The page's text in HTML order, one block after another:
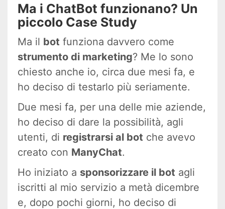
Ma i ChatBot funzionano? Un
piccolo Case Study
Ma il bot funziona davvero come
strumento di marketing? Me lo sono
chiesto anche io, circa due mesi fa, e
ho deciso di testarlo più seriamente.
Due mesi fa, per una delle mie aziende,
ho deciso di dare la possibilità, agli
utenti, di registrarsi al bot che avevo
creato con ManyChat.
Ho iniziato a sponsorizzare il bot agli
iscritti al mio servizio a metà dicembre
e, dopo pochi giorni, ho deciso di